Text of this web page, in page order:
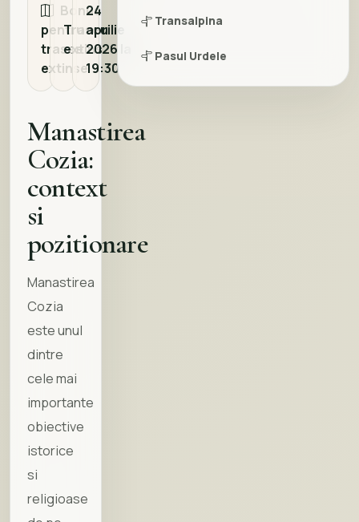
Bonus
pentru
trasee
extinse
Traseu
extins
24
aprilie
2026 la
19:30
Manastirea
Cozia:
context
si
pozitionare
Manastirea
Cozia
este unul
dintre
cele mai
importante
obiective
istorice
si
religioase
Transalpina
Pasul Urdele
Obarsia Lotrului